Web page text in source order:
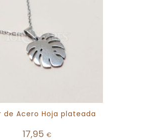
de Acero Hoja plateada
17,95 €